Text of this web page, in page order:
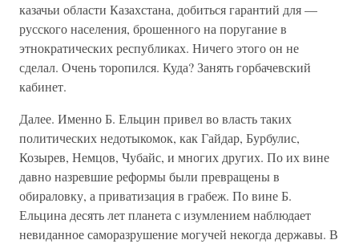
казачьи области Казахстана, добиться гарантий для —
русского населения, брошенного на поругание в
этнократических республиках. Ничего этого он не
сделал. Очень торопился. Куда? Занять горбачевский
кабинет.
Далее. Именно Б. Ельцин привел во власть таких
политических недотыкомок, как Гайдар, Бурбулис,
Козырев, Немцов, Чубайс, и многих других. По их вине
давно назревшие реформы были превращены в
обираловку, а приватизация в грабеж. По вине Б.
Ельцина десять лет планета с изумлением наблюдает
невиданное саморазрушение могучей некогда державы. В